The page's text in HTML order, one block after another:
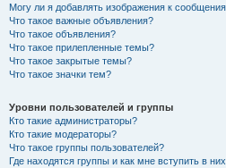
Могу ли я добавлять изображения к
Что такое важные объявления?
Что такое объявления?
Что такое прилепленные темы?
Что такое закрытые темы?
Что такое значки тем?
Уровни пользователей и группы
Кто такие администраторы?
Кто такие модераторы?
Что такое группы пользователей?
Где находятся группы и как мне вступить в